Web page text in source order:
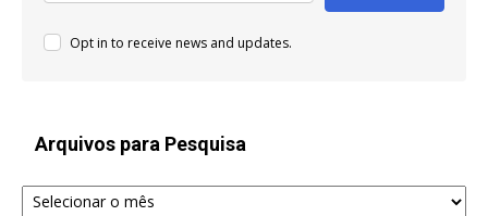
Opt in to receive news and updates.
Arquivos para Pesquisa
Arquivos
para